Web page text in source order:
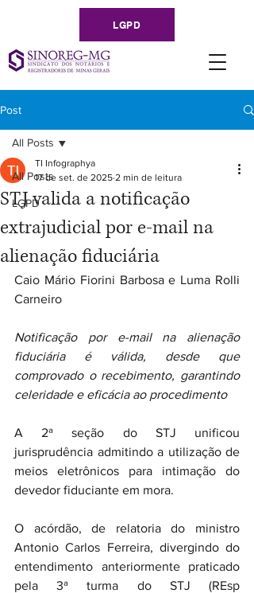
LGPD
Post
All Posts
LGPD
All Posts
STJ valida a notificação
extrajudicial por e-mail na
alienação fiduciária
TI Infographya
17 de set. de 2025 2 min de leitura
Caio Mário Fiorini Barbosa e Luma Rolli
Carneiro
Notificação por e-mail na alienação
fiduciária é válida, desde que
comprovado o recebimento, garantindo
celeridade e eficácia ao procedimento
A 2ª seção do STJ unificou
jurisprudência admitindo a utilização de
meios eletrônicos para intimação do
devedor fiduciante em mora.
O acórdão, de relatoria do ministro
Antonio Carlos Ferreira, divergindo do
entendimento anteriormente praticado
pela 3ª turma do STJ (REsp